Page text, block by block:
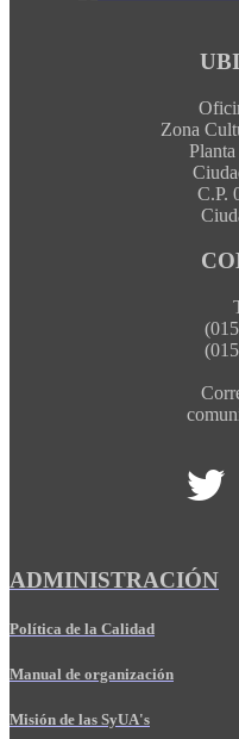
Zona
C.P.
ADMINISTRACIÓN
Política de la Calidad
Manual de organización
Misión de las SyUA's